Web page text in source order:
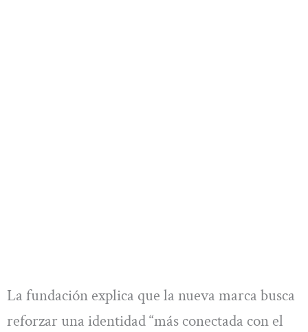
La fundación explica que la nueva marca busca
reforzar una identidad “más conectada con el